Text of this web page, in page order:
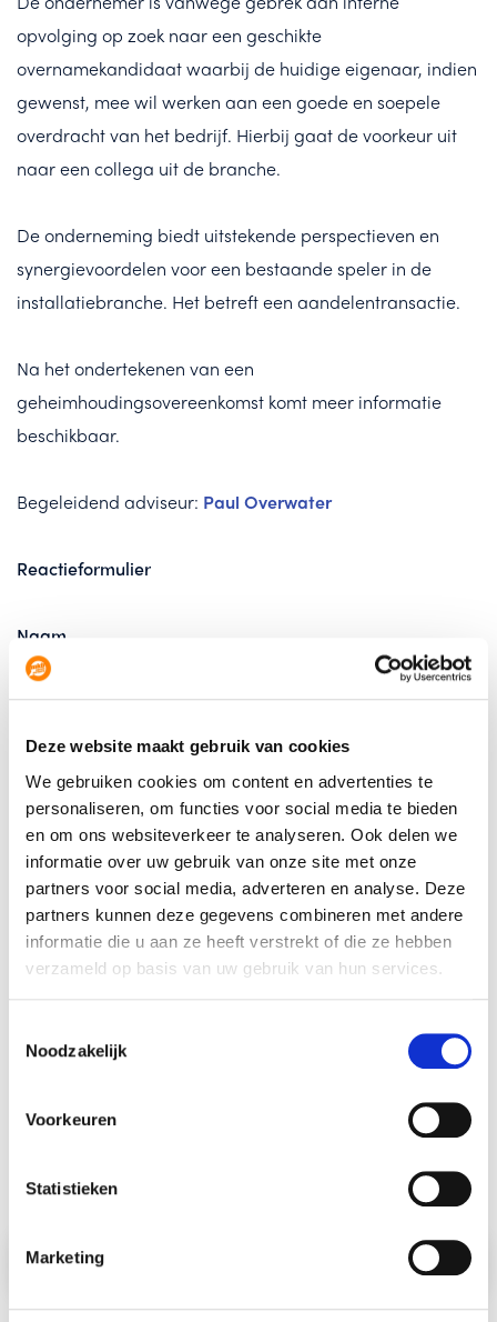
Deze website maakt gebruik van cookies
We gebruiken cookies om content en advertenties te
personaliseren, om functies voor social media te bieden
en om ons websiteverkeer te analyseren. Ook delen we
informatie over uw gebruik van onze site met onze
partners voor social media, adverteren en analyse. Deze
partners kunnen deze gegevens combineren met andere
informatie die u aan ze heeft verstrekt of die ze hebben
verzameld op basis van uw gebruik van hun services.
Noodzakelijk
Voorkeuren
Statistieken
Marketing
opvolging op zoek naar een geschikte
overnamekandidaat waarbij de huidige eigenaar, indien
gewenst, mee wil werken aan een goede en soepele
overdracht van het bedrijf. Hierbij gaat de voorkeur uit
naar een collega uit de branche.
De onderneming biedt uitstekende perspectieven en
synergievoordelen voor een bestaande speler in de
installatiebranche. Het betreft een aandelentransactie.
Na het ondertekenen van een
geheimhoudingsovereenkomst komt meer informatie
beschikbaar.
Begeleidend adviseur: Paul Overwater
Reactieformulier
Naam
Telefoonnummer
E-mail
Uw reactie